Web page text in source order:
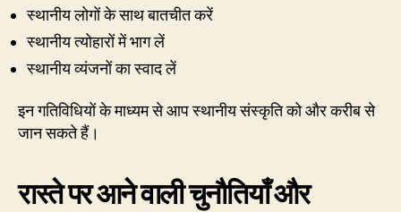
स्थानीय लोगों के साथ बातचीत करें
स्थानीय त्योहारों में भाग लें
स्थानीय व्यंजनों का स्वाद लें
इन गतिविधियों के माध्यम से आप स्थानीय संस्कृति को और करीब से
जान सकते हैं।
रास्ते पर आने वाली चुनौतियाँ और